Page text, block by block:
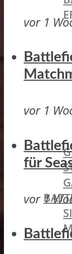
vor 1
vor 1
für
vor 1